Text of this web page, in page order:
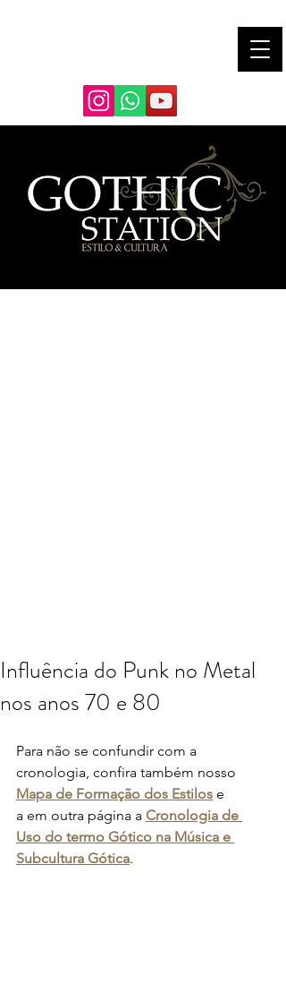
Influência do Punk no Metal
nos anos 70 e 80
Para não se confundir com a
cronologia, confira também nosso
Mapa de Formação dos Estilos e
a em outra página a Cronologia de
Uso do termo Gótico na Música e
Subcultura Gótica.